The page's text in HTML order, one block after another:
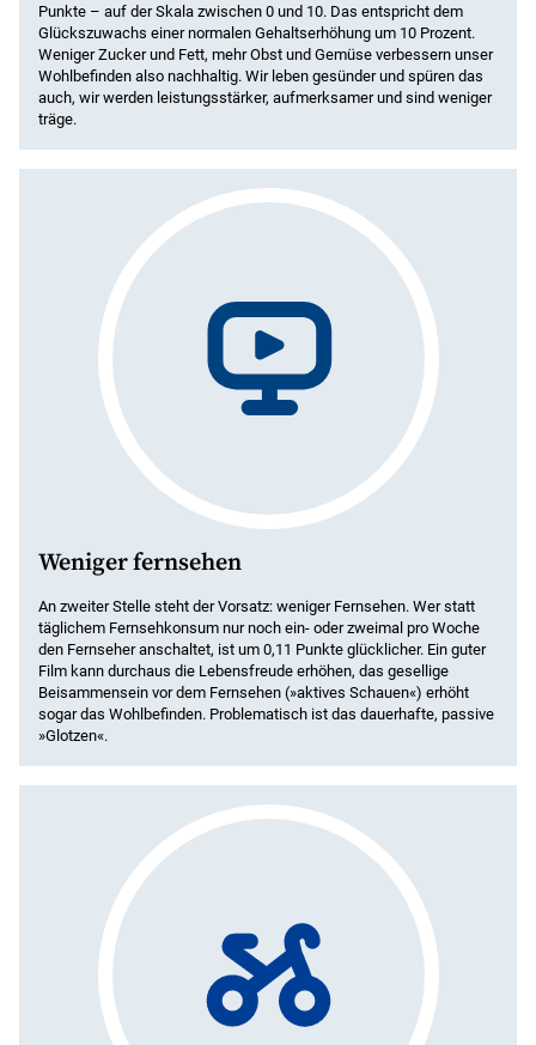
Punkte – auf der Skala zwischen 0 und 10. Das entspricht dem
Glückszuwachs einer normalen Gehaltserhöhung um 10 Prozent.
Weniger Zucker und Fett, mehr Obst und Gemüse verbessern unser
Wohlbefinden also nachhaltig. Wir leben gesünder und spüren das
auch, wir werden leistungsstärker, aufmerksamer und sind weniger
träge.
Weniger fernsehen
An zweiter Stelle steht der Vorsatz: weniger Fernsehen. Wer statt
täglichem Fernsehkonsum nur noch ein- oder zweimal pro Woche
den Fernseher anschaltet, ist um 0,11 Punkte glücklicher. Ein guter
Film kann durchaus die Lebensfreude erhöhen, das gesellige
Beisammensein vor dem Fernsehen (»aktives Schauen«) erhöht
sogar das Wohlbefinden. Problematisch ist das dauerhafte, passive
»Glotzen«.